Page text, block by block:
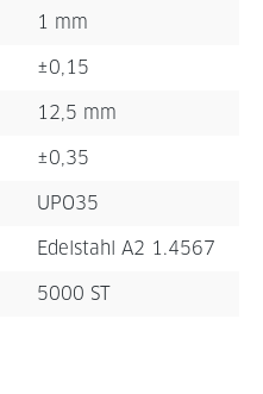
1 mm
±0,15
12,5 mm
±0,35
UPO35
Edelstahl A2 1.4567
5000 ST